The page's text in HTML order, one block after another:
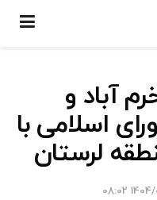
آباد و
اسلامی با
لرستان
1404/